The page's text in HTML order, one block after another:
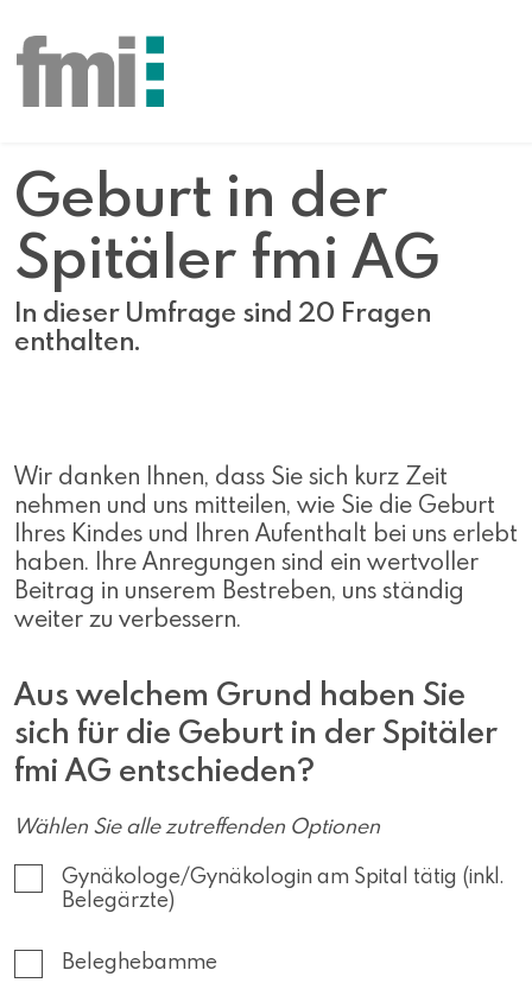
Geburt in der
Spitäler fmi AG
In dieser Umfrage sind 20 Fragen
enthalten.
Wir danken Ihnen, dass Sie sich kurz Zeit
nehmen und uns mitteilen, wie Sie die Geburt
Ihres Kindes und Ihren Aufenthalt bei uns erlebt
haben. Ihre Anregungen sind ein wertvoller
Beitrag in unserem Bestreben, uns ständig
weiter zu verbessern.
Aus welchem Grund haben Sie
sich für die Geburt in der Spitäler
fmi AG entschieden?
Wählen Sie alle zutreffenden Optionen
Gynäkologe/Gynäkologin am Spital tätig (inkl.
Belegärzte)
Beleghebamme